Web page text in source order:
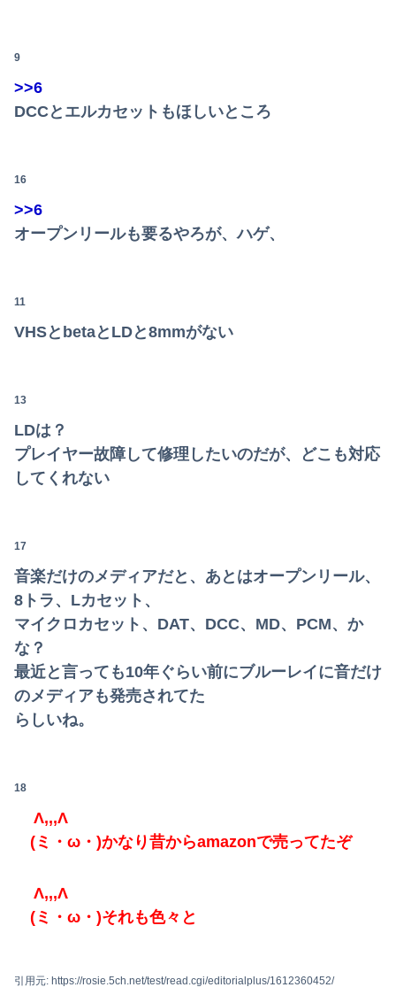
【画像】ギャル「妹の豊胸お○ぱいおもろすぎ！」www
【画像】どのくノ一を快楽責めしたいｗｗｗｗｗ
東大卒さん、ヒカルに嫉妬した結果ブタ箱送りになってしまう…
中国、三峡ダムが全開放流。長江流域で深刻な洪水被害
9
>>6
DCCとエルカセットもほしいところ
16
>>6
オープンリールも要るやろが、ハゲ、
11
VHSとbetaとLDと8mmがない
13
LDは？
プレイヤー故障して修理したいのだが、どこも対応
してくれない
17
音楽だけのメディアだと、あとはオープンリール、
8トラ、Lカセット、
マイクロカセット、DAT、DCC、MD、PCM、か
な？
最近と言っても10年ぐらい前にブルーレイに音だけ
のメディアも発売されてた
らしいね。
18
Λ,,,Λ
(ミ・ω・)かなり昔からamazonで売ってたぞ
Λ,,,Λ
(ミ・ω・)それも色々と
引用元: https://rosie.5ch.net/test/read.cgi/editorialplus/1612360452/